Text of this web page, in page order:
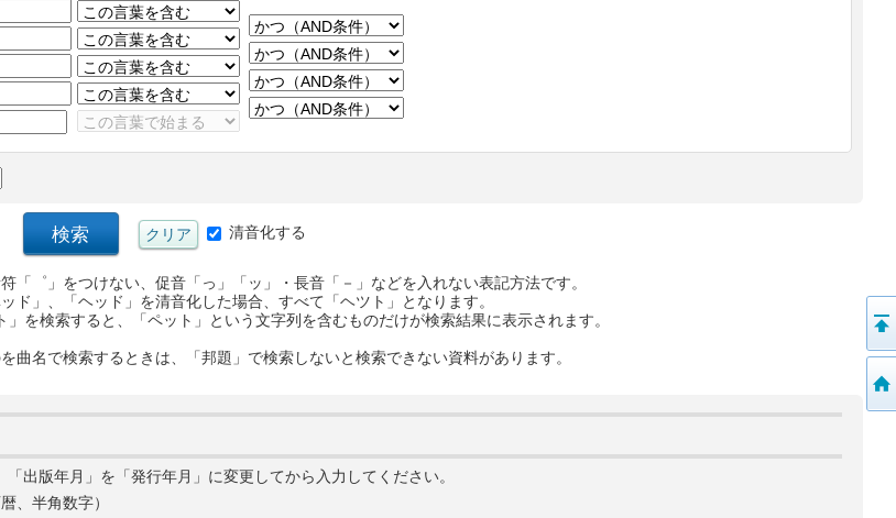
清音化する
「゜」をつけない、促音「っ」「ッ」・長音「－」などを入れない表記方法です。
ド」、「ヘッド」を清音化した場合、すべて「ヘツト」となります。
」を検索すると、「ペット」という文字列を含むものだけが検索結果に表示されます。
曲名で検索するときは、「邦題」で検索しないと検索できない資料があります。
出版年月」を「発行年月」に変更してから入力してください。
、半角数字）